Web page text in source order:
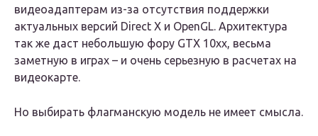
видеоадаптерам из-за отсутствия поддержки
актуальных версий Direct X и OpenGL. Архитектура
так же даст небольшую фору GTX 10xx, весьма
заметную в играх – и очень серьезную в расчетах на
видеокарте.
Но выбирать флагманскую модель не имеет смысла.